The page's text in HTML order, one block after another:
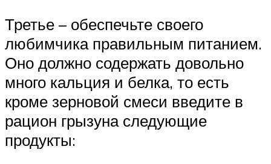
Третье – обеспечьте своего
любимчика правильным питанием.
Оно должно содержать довольно
много кальция и белка, то есть
кроме зерновой смеси введите в
рацион грызуна следующие
продукты: